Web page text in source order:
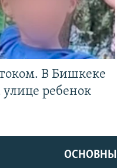
В Бишкеке
ребенок